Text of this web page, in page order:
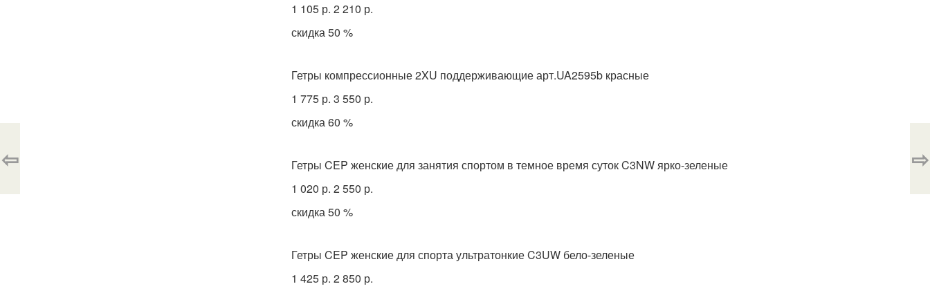
1 105 р. 2 210 р.
скидка 50 %
Гетры компрессионные 2XU поддерживающие арт.UA2595b красные
1 775 р. 3 550 р.
скидка 60 %
Гетры CEP женские для занятия спортом в темное время суток C3NW ярко-зеленые
1 020 р. 2 550 р.
скидка 50 %
Гетры CEP женские для спорта ультратонкие C3UW бело-зеленые
1 425 р. 2 850 р.
⇦ ⇨